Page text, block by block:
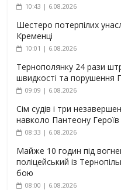
10:43 | 6.08.2026
Шестеро потерпілих
Кременці
10:01 | 6.08.2026
Тернополянку 24 рази
швидкості та порушення
09:09 | 6.08.2026
Сім судів і три
навколо Пантеону Героїв
08:33 | 6.08.2026
Майже 10 годин під
поліцейський із
бою
08:00 | 6.08.2026